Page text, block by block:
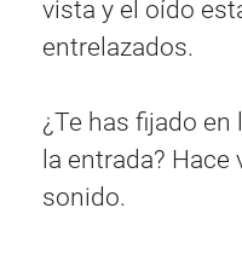
vista y el oído
entrelazados.
¿Te has fijado
la entrada?
sonido.